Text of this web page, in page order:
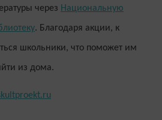
через Национальную
. Благодаря акции, к
школьники, что поможет им
из дома.